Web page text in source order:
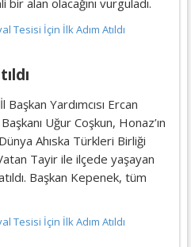
Yardımcısı Ercan
Uğur Coşkun, Honaz’ın
Ahıska Türkleri Birliği
Tayir ile ilçede yaşayan
Başkan Kepenek, tüm